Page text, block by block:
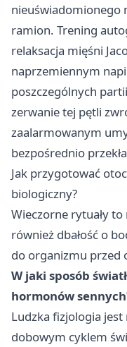
nieuświadomionego
ramion. Trening
relaksacja mięśni
naprzemiennym
poszczególnych
zerwanie tej pętli
zaalarmowanym
bezpośrednio
Jak przygotować
biologiczny?
Wieczorne rytuały
również dbałość o
do organizmu przed
W jaki sposób
hormonów
Ludzka fizjologia
dobowym cyklem